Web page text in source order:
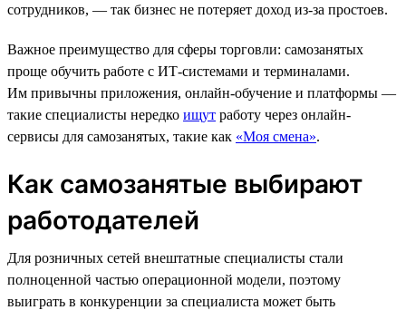
сотрудников, — так бизнес не потеряет доход из-за простоев.
Важное преимущество для сферы торговли: самозанятых
проще обучить работе с ИТ-системами и терминалами.
Им привычны приложения, онлайн-обучение и платформы —
такие специалисты нередко ищут работу через онлайн-
сервисы для самозанятых, такие как «Моя смена».
Как самозанятые выбирают
работодателей
Для розничных сетей внештатные специалисты стали
полноценной частью операционной модели, поэтому
выиграть в конкуренции за специалиста может быть